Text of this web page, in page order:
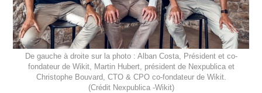
De gauche à droite sur la photo : Alban Costa, Président et co-
fondateur de Wikit, Martin Hubert, président de Nexpublica et
Christophe Bouvard, CTO & CPO co-fondateur de Wikit.
(Crédit Nexpublica -Wikit)